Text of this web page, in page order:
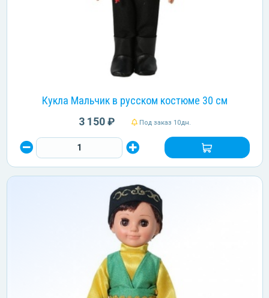
Кукла Мальчик в русском костюме 30 см
3 150 ₽ Под заказ 10дн.